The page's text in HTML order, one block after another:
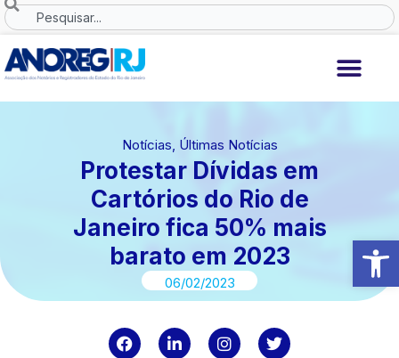
Abrir
Ir
o
Search
Notícias, Últimas Notícias
Protestar Dívidas em
Cartórios do Rio de
Janeiro fica 50% mais
barato em 2023
06/02/2023
F
a
L
i
I
n
T
w